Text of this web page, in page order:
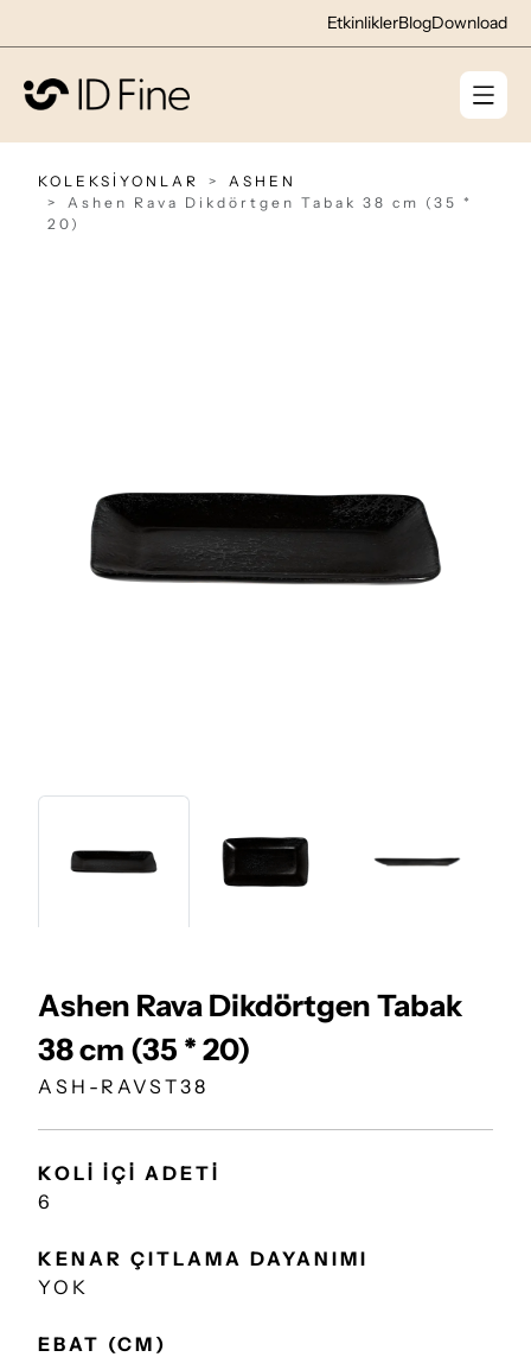
EtkinliklerBlogDownload
KOLEKSİYONLAR
ASHEN
Ashen Rava Dikdörtgen Tabak 38 cm (35 *
20)
Ashen Rava Dikdörtgen Tabak
38 cm (35 * 20)
ASH-RAVST38
KOLİ İÇİ ADETİ
6
KENAR ÇITLAMA DAYANIMI
YOK
EBAT (CM)